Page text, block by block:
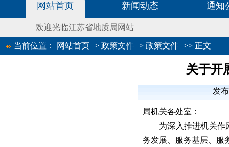
网站首页 新闻动态 通知
欢迎光临江苏省地质局网站
当前位置： 网站首页 > 政策文件 > 政策文件 >> 正文
关于开
发
局机关各处室：
为深入推进机关作
务发展、服务基层、服